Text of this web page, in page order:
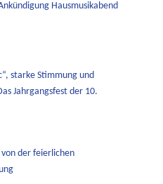
Hausmusikabend
starke Stimmung und
Jahrgangsfest der 10.
von der feierlichen